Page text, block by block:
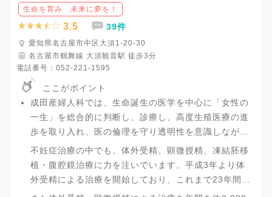
生命を育み 未来に夢を！
3.5 39件
愛知県名古屋市中区大須1-20-30
名古屋市鶴舞線 大須観音駅 徒歩3分
電話番号： 052-221-1595
ここがポイント
成田産婦人科では、生命誕生の医学を中心に「女性の
一生」を総合的に判断し、診療し、高度生殖医療の進
歩を取り入れ、医の倫理を守り透明性を意識しながら
情報を開示することに努めています。
不妊症治療の中でも、体外受精、顕微授精、凍結胚移
植・腹腔鏡治療に力を注いでいます。平成3年より体
外受精による治療を開始しており、これまで23年間の
実績があります。